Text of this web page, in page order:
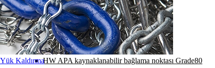
Yük Kaldırma
HW EKF kısaltma kancası
HW EKH kısaltma kancası
HW DVKF kısaltma kancası
HW KLW fırdöndü rulmanlı
HW APA kaynaklanabilir bağlama noktası Grade80